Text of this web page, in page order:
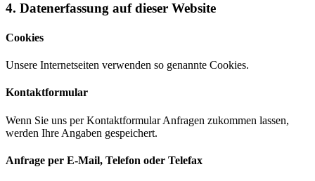
4. Datenerfassung auf dieser Website
Cookies
Unsere Internetseiten verwenden so genannte Cookies.
Kontaktformular
Wenn Sie uns per Kontaktformular Anfragen zukommen lassen,
werden Ihre Angaben gespeichert.
Anfrage per E-Mail, Telefon oder Telefax